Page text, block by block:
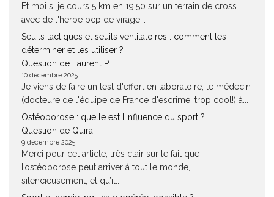
Et moi si je cours 5 km en 19.50 sur un terrain de cross
avec de l'herbe bcp de virage...
Seuils lactiques et seuils ventilatoires : comment les
déterminer et les utiliser ?
Question de Laurent P.
10 décembre 2025
Je viens de faire un test d'effort en laboratoire, le médecin
(docteure de l'équipe de France d'escrime, trop cool!) à...
Ostéoporose : quelle est l’influence du sport ?
Question de Quira
9 décembre 2025
Merci pour cet article, très clair sur le fait que
l’ostéoporose peut arriver à tout le monde,
silencieusement, et qu’il...